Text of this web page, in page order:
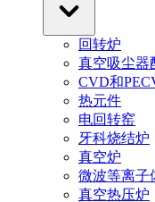
回转炉
真空吸尘器
CVD和
热元件
电回转窑
牙科烧结炉
真空炉
微波等离子
真空热压炉